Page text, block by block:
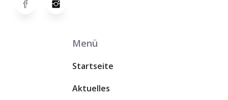
Menü
Startseite
Aktuelles